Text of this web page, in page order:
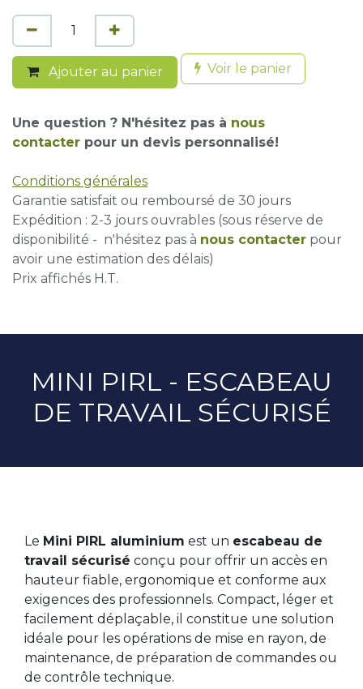
Ajouter au panier Voir le panier
Une question ? N'hésitez pas à nous
contacter pour un devis personnalisé!
Conditions générales
Garantie satisfait ou remboursé de 30 jours
Expédition : 2-3 jours ouvrables (sous réserve de
disponibilité - n'hésitez pas à nous contacter pour
avoir une estimation des délais)
Prix affichés H.T.
MINI PIRL - ESCABEAU
DE TRAVAIL SÉCURISÉ
Le Mini PIRL aluminium est un escabeau de
travail sécurisé conçu pour offrir un accès en
hauteur fiable, ergonomique et conforme aux
exigences des professionnels. Compact, léger et
facilement déplaçable, il constitue une solution
idéale pour les opérations de mise en rayon, de
maintenance, de préparation de commandes ou
de contrôle technique.